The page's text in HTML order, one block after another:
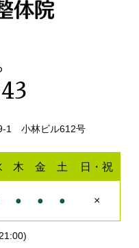
1 小林ビル612号
木 金 土 日・祝
● ● ● ×